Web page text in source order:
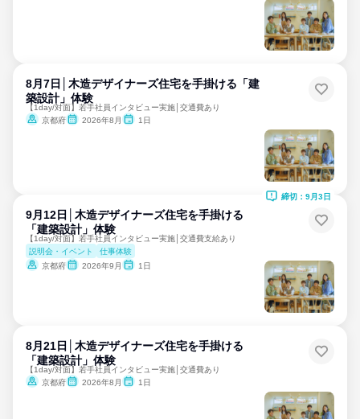
8月7日│木造デザイナーズ住宅を手掛ける「建
築設計」体験
【1day/対面】若手社員インタビュー実施│交通費あり
京都府
2026年8月 1日
9月12日│木造デザイナーズ住宅を手掛ける
「建築設計」体験
【1day/対面】若手社員インタビュー実施│交通費支給あり
説明会・イベント
仕事体験
京都府
2026年9月 1日
締切：9月3日
8月21日│木造デザイナーズ住宅を手掛ける
「建築設計」体験
【1day/対面】若手社員インタビュー実施│交通費あり
京都府
2026年8月 1日